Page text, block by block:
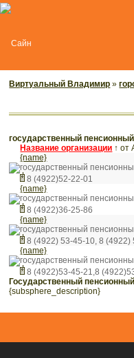
Виртуальный Владимир »
государственный
Название организации ↑ от
{name}
государственный
8 (4922)52-22-01
{name}
государственный
8 (4922)36-25-86
{name}
государственный
8 (4922) 53-45-10, 8 (4922)
{name}
государственный
8 (4922)53-45-21,8
государственный
{subsphere_description}